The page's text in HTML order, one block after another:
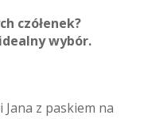
czółenek?
wybór.
Jana z paskiem na